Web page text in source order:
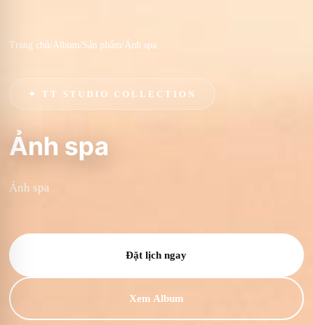
Trang chủ/Album/Sản phẩm/Ảnh spa
✦ TT STUDIO COLLECTION
Ảnh spa
Ảnh spa
Đặt lịch ngay
Xem Album